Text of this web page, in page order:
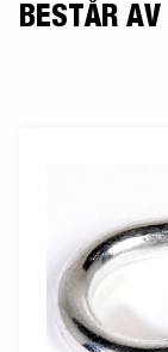
BESTÅR AV